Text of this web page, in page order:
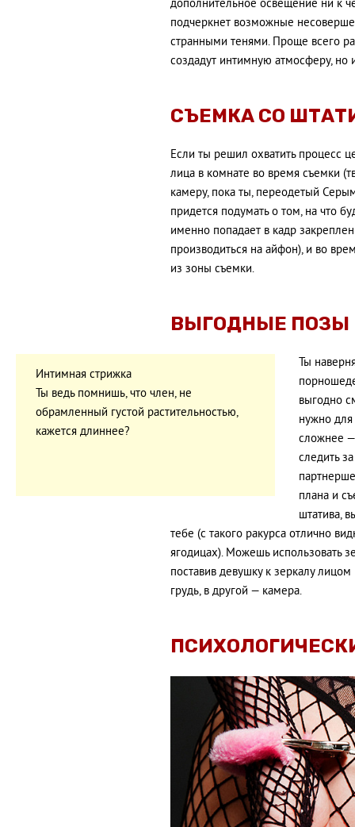
дополнительное освещение ни к
подчеркнет возможные
странными тенями. Проще всего
создадут интимную атмосферу, но
СЪЕМКА СО
Если ты решил охватить процесс
лица в комнате во время съемки
камеру, пока ты, переодетый
придется подумать о том, на что
именно попадает в кадр
производиться на айфон), и во
из зоны съемки.
ВЫГОДНЫЕ ПОЗЫ
Интимная стрижка
Ты ведь помнишь, что член, не
обрамленный густой растительностью,
кажется длиннее?
Ты
выгодно
нужно
сложнее —
следить
плана и
штатива,
тебе (с такого ракурса отлично
ягодицах). Можешь использовать
поставив девушку к зеркалу
грудь, в другой — камера.